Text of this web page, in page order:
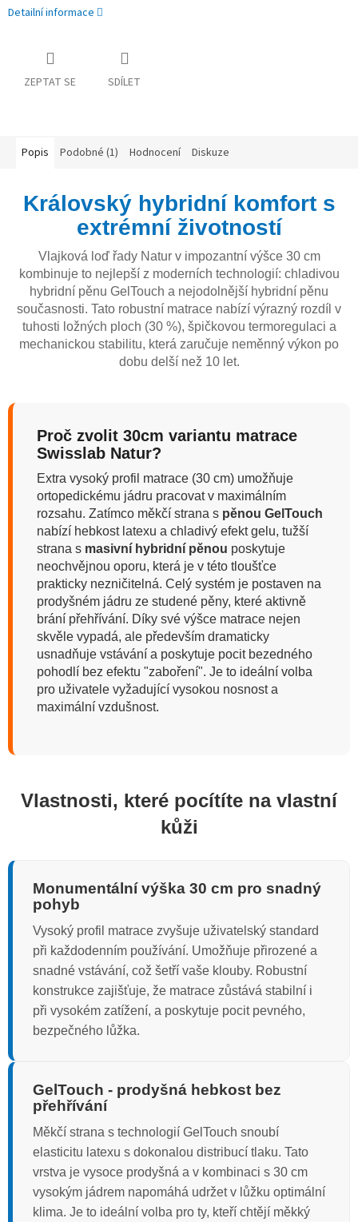
Detailní informace
ZEPTAT SE SDÍLET
Popis Podobné (1) Hodnocení Diskuze
Královský hybridní komfort s
extrémní životností
Vlajková loď řady Natur v impozantní výšce 30 cm
kombinuje to nejlepší z moderních technologií: chladivou
hybridní pěnu GelTouch a nejodolnější hybridní pěnu
současnosti. Tato robustní matrace nabízí výrazný rozdíl v
tuhosti ložných ploch (30 %), špičkovou termoregulaci a
mechanickou stabilitu, která zaručuje neměnný výkon po
dobu delší než 10 let.
Proč zvolit 30cm variantu matrace
Swisslab Natur?
Extra vysoký profil matrace (30 cm) umožňuje
ortopedickému jádru pracovat v maximálním
rozsahu. Zatímco měkčí strana s pěnou GelTouch
nabízí hebkost latexu a chladivý efekt gelu, tužší
strana s masivní hybridní pěnou poskytuje
neochvějnou oporu, která je v této tloušťce
prakticky nezničitelná. Celý systém je postaven na
prodyšném jádru ze studené pěny, které aktivně
brání přehřívání. Díky své výšce matrace nejen
skvěle vypadá, ale především dramaticky
usnadňuje vstávání a poskytuje pocit bezedného
pohodlí bez efektu "zaboření". Je to ideální volba
pro uživatele vyžadující vysokou nosnost a
maximální vzdušnost.
Vlastnosti, které pocítíte na vlastní
kůži
Monumentální výška 30 cm pro snadný
pohyb
Vysoký profil matrace zvyšuje uživatelský standard
při každodenním používání. Umožňuje přirozené a
snadné vstávání, což šetří vaše klouby. Robustní
konstrukce zajišťuje, že matrace zůstává stabilní i
při vysokém zatížení, a poskytuje pocit pevného,
bezpečného lůžka.
GelTouch - prodyšná hebkost bez
přehřívání
Měkčí strana s technologií GelTouch snoubí
elasticitu latexu s dokonalou distribucí tlaku. Tato
vrstva je vysoce prodyšná a v kombinaci s 30 cm
vysokým jádrem napomáhá udržet v lůžku optimální
klima. Je to ideální volba pro ty, kteří chtějí měkký